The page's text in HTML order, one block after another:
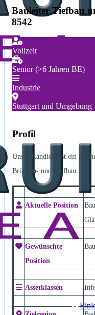
Bauleiter Tiefbau
8542
Vollzeit
Senior (>6 Jahren BE)
Industrie
Stuttgart und Umgebung
Profil
Unser Kandidat ist ein
Brücken- und Tiefbau.
Aktuelle Position
Gewünschte
Position
Assetklassen